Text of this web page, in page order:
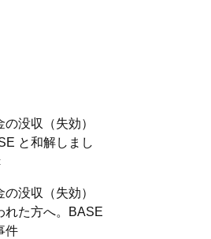
没収（失効）
と和解しまし
没収（失効）
れた方へ。BASE
件